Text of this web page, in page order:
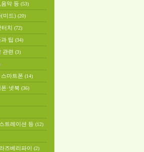
악 등 (53)
(미드) (20)
터치 (72)
팁 (34)
관련 (3)
마트폰 (14)
·넷북 (36)
트레이션 등 (12)
즈베리파이 (2)